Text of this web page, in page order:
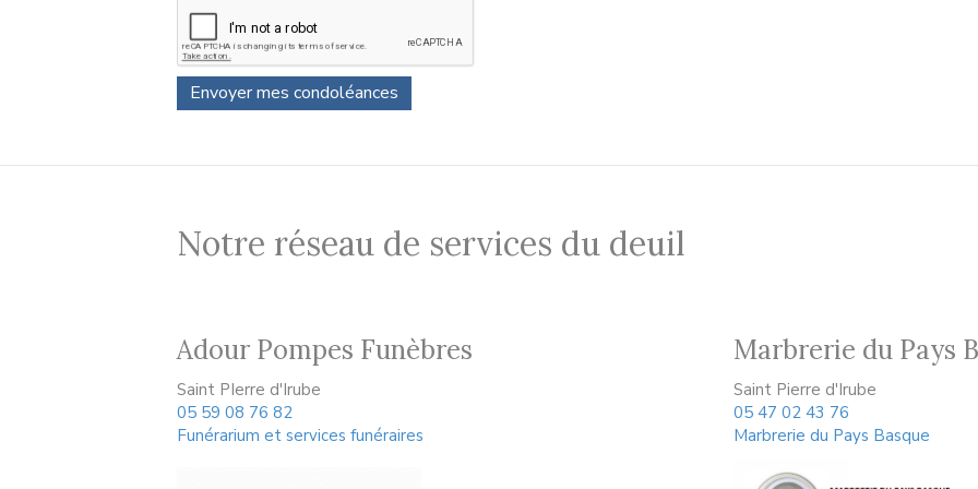
Notre réseau de services du deuil
Adour Pompes Funèbres
Saint PIerre d'Irube
05 59 08 76 82
Funérarium et services funéraires
Marbrerie du Pays
Saint Pierre d'Irube
05 47 02 43 76
Marbrerie du Pays Basque